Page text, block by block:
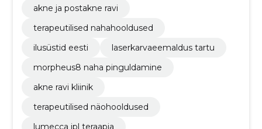
akne ja postakne ravi
terapeutilised nahahooldused
ilusüstid eesti
laserkarvaeemaldus tartu
morpheus8 naha pinguldamine
akne ravi kliinik
terapeutilised näohooldused
lumecca ipl teraapia